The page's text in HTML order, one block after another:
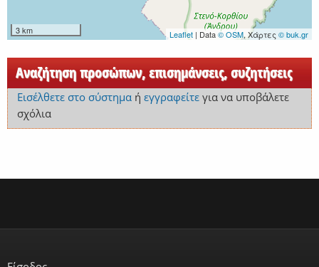
3 km Leaflet | Data© OSM, Χάρτες © buk.gr
Αναζήτηση προσώπων, επισημάνσεις, συζητήσεις
Εισέλθετε στο σύστημαή εγγραφείτεγια να υποβάλετε
σχόλια